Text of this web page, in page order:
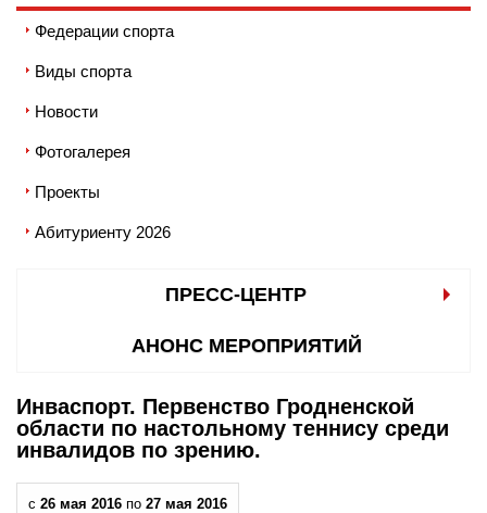
Федерации спорта
Виды спорта
Новости
Фотогалерея
Проекты
Абитуриенту 2026
ПРЕСС-ЦЕНТР
АНОНС МЕРОПРИЯТИЙ
Инваспорт. Первенство Гродненской
области по настольному теннису среди
инвалидов по зрению.
с 26 мая 2016 по 27 мая 2016